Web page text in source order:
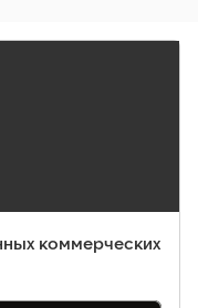
коммерческих